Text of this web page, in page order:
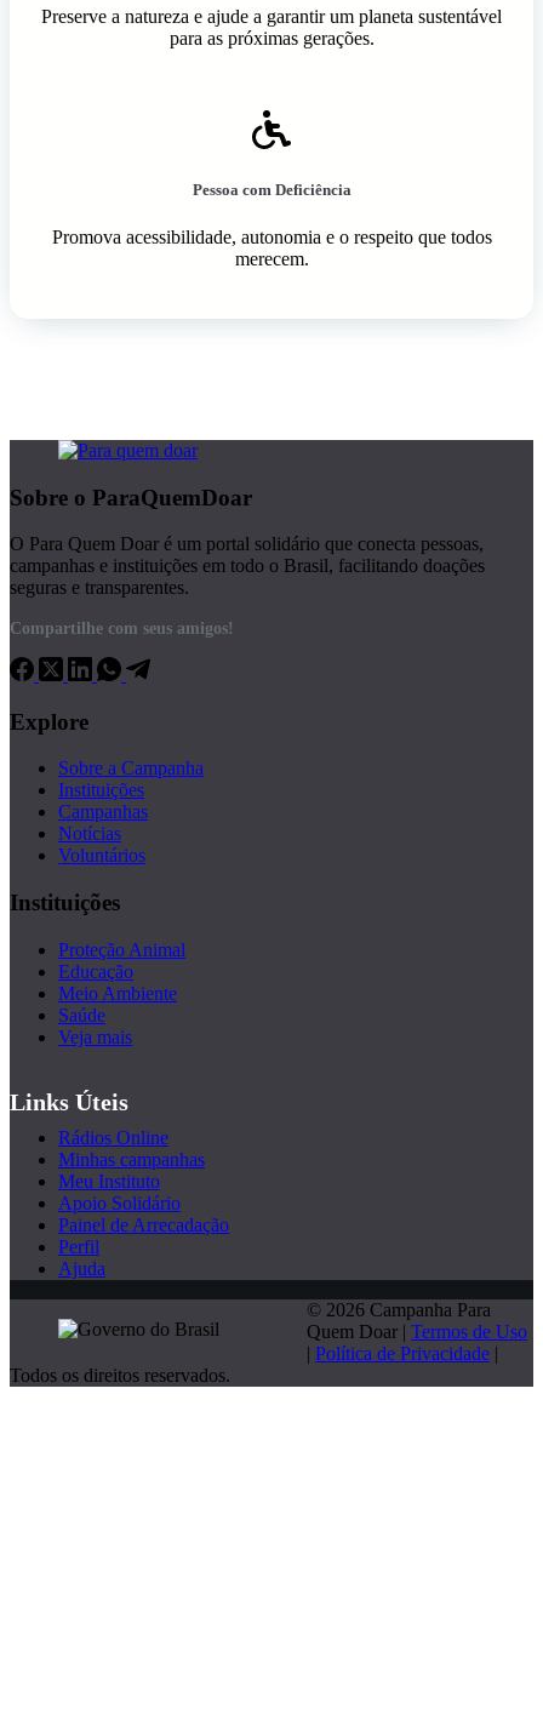
Preserve a natureza e ajude a garantir um planeta sustentável
para as próximas gerações.
Pessoa com Deficiência
Promova acessibilidade, autonomia e o respeito que todos
merecem.
Sobre o ParaQuemDoar
O Para Quem Doar é um portal solidário que conecta pessoas,
campanhas e instituições em todo o Brasil, facilitando doações
seguras e transparentes.
Compartilhe com seus amigos!
Explore
Sobre a Campanha
Instituições
Campanhas
Notícias
Voluntários
Instituições
Proteção Animal
Educação
Meio Ambiente
Saúde
Veja mais
Links Úteis
Rádios Online
Minhas campanhas
Meu Instituto
Apoio Solidário
Painel de Arrecadação
Perfil
Ajuda
© 2026 Campanha Para
Quem Doar | Termos de Uso
| Política de Privacidade |
Todos os direitos reservados.